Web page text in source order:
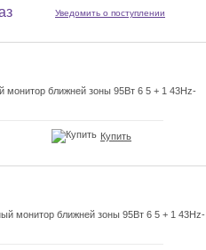
Уведомить о поступлении
монитор ближней зоны 95Вт 6 5 + 1 43Hz-
Купить
монитор ближней зоны 95Вт 6 5 + 1 43Hz-